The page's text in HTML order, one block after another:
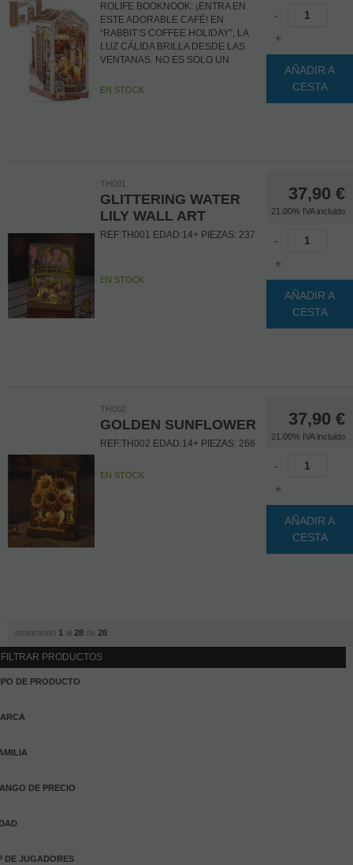
ROLIFE BOOKNOOK: ¡ENTRA EN
ESTE ADORABLE CAFÉ! EN
“RABBIT’S COFFEE HOLIDAY”, LA
LUZ CÁLIDA BRILLA DESDE LAS
VENTANAS. NO ES SOLO UN
TRANQUILA PARA CONSTRUIR Y
EN STOCK
-
+
AÑADIR A
CESTA
TH001
GLITTERING WATER
LILY WALL ART
REF:TH001 EDAD:14+ PIEZAS: 237
EN STOCK
37,90 €
21.00% IVA incluido
-
+
AÑADIR A
CESTA
TH002
GOLDEN SUNFLOWER
REF:TH002 EDAD:14+ PIEZAS: 266
EN STOCK
37,90 €
21.00% IVA incluido
-
+
AÑADIR A
CESTA
mostrando 1 al 28de 28
FILTRAR PRODUCTOS
DE PRODUCTO
DE PRECIO
DE JUGADORES